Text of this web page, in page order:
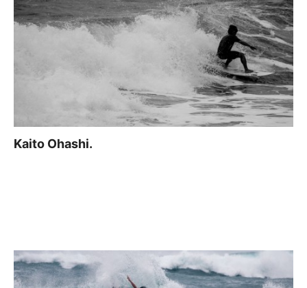
Kaito Ohashi.